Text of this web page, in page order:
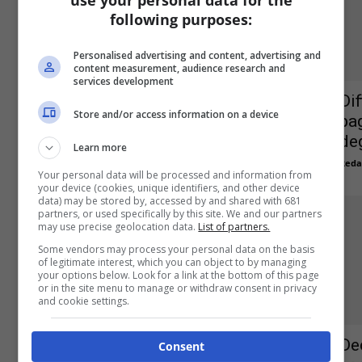
Brexit, le istruzioni operative INPS
sulle pensioni ed altre indennità
Redazione - 4 Febbraio 2020
Collaboratori abituali, stop ai
contributi se la malattia supera 60
following purposes:
Personalised advertising and content, advertising and
content measurement, audience research and
services development
Store and/or access information on a device
Learn more
Your personal data will be processed and information from
your device (cookies, unique identifiers, and other device
data) may be stored by, accessed by and shared with 681
partners, or used specifically by this site. We and our partners
may use precise geolocation data. List of partners.
Some vendors may process your personal data on the basis
of legitimate interest, which you can object to by managing
your options below. Look for a link at the bottom of this page
or in the site menu to manage or withdraw consent in privacy
and cookie settings.
Consent